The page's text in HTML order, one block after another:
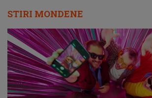
STIRI MONDENE